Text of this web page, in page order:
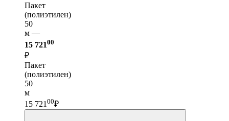
Пакет
(полиэтилен)
50
м —
15 72100
₽
Пакет
(полиэтилен)
50
м
15 721 00₽